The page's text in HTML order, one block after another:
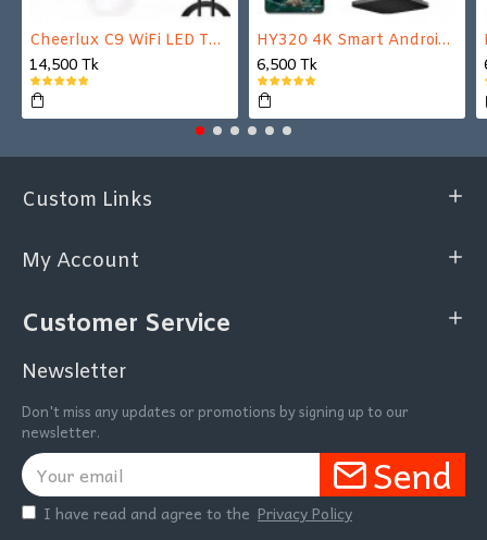
Cheerlux C9 WiFi LED TV Projector
14,500 Tk
HY320 4K Smart Android Projector | WiFi 6 + Bluetooth 5.0 | Auto Keystone | 180 Inch Display
6,500 Tk
Custom Links
My Account
Customer Service
Newsletter
Don't miss any updates or promotions by signing up to our
newsletter.
Send
I have read and agree to the Privacy Policy